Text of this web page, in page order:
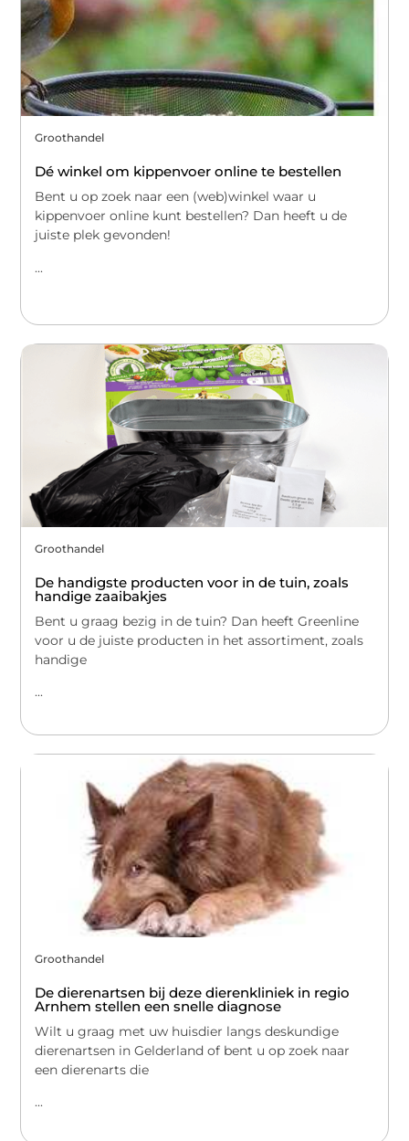
Groothandel
Dé winkel om kippenvoer online te bestellen
Bent u op zoek naar een (web)winkel waar u
kippenvoer online kunt bestellen? Dan heeft u de
juiste plek gevonden!
...
Groothandel
De handigste producten voor in de tuin, zoals
handige zaaibakjes
Bent u graag bezig in de tuin? Dan heeft Greenline
voor u de juiste producten in het assortiment, zoals
handige
...
Groothandel
De dierenartsen bij deze dierenkliniek in regio
Arnhem stellen een snelle diagnose
Wilt u graag met uw huisdier langs deskundige
dierenartsen in Gelderland of bent u op zoek naar
een dierenarts die
...